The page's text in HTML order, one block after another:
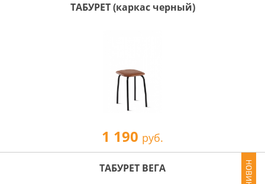
ТАБУРЕТ (каркас черный)
1 190 руб.
ТАБУРЕТ ВЕГА